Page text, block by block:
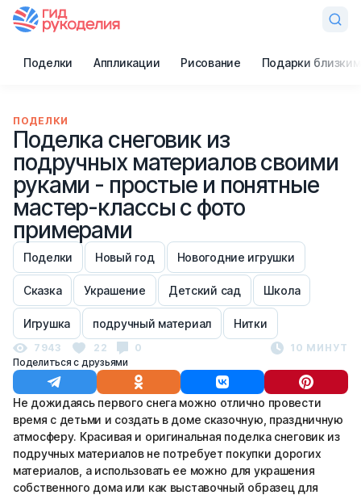
Поделки Аппликации Рисование Подарки близким
ПОДЕЛКИ
Поделка снеговик из
подручных материалов своими
руками - простые и понятные
мастер-классы с фото
примерами
Поделки Новый год Новогодние игрушки
Сказка Украшение Детский сад Школа
Игрушка подручный материал Нитки
7943 22 0
10 МИНУТ
Поделиться с друзьями
Не дожидаясь первого снега можно отлично провести
время с детьми и создать в доме сказочную, праздничную
атмосферу. Красивая и оригинальная поделка снеговик из
подручных материалов не потребует покупки дорогих
материалов, а использовать ее можно для украшения
собственного дома или как выставочный образец для